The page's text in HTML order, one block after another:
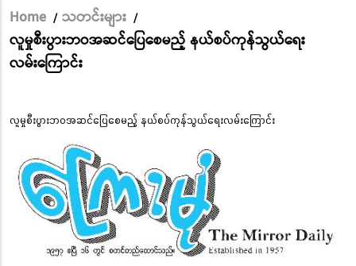
Breadcrumb
Home / သတင်းများ /
လူမှုစီးပွားဘဝအဆင်ပြေစေမည့် နယ်စပ်ကုန်သွယ်ရေး
လမ်းကြောင်း
လူမှုစီးပွားဘဝအဆင်ပြေစေမည့် နယ်စပ်ကုန်သွယ်ရေးလမ်းကြောင်း